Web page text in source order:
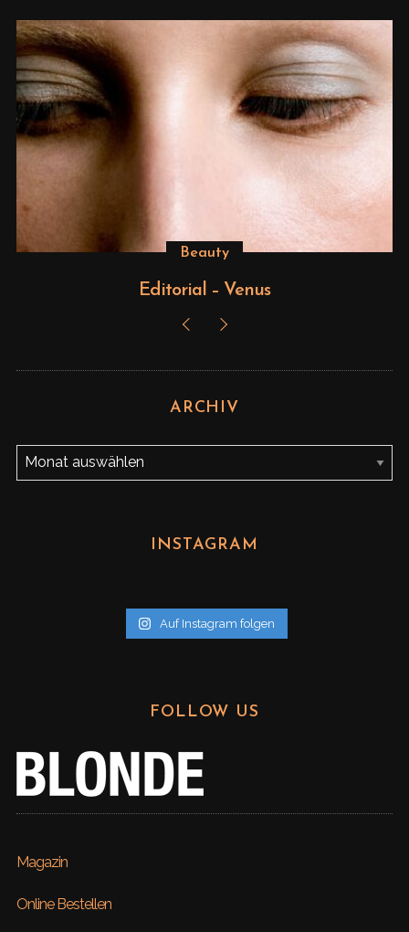
Beauty
Editorial – Venus
ARCHIV
A
r
INSTAGRAM
Auf Instagram folgen
FOLLOW US
Magazin
Online Bestellen